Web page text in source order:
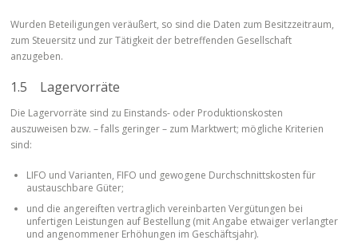
Wurden Beteiligungen veräußert, so sind die Daten zum Besitzzeitraum,
zum Steuersitz und zur Tätigkeit der betreffenden Gesellschaft
anzugeben.
1.5 Lagervorräte
Die Lagervorräte sind zu Einstands- oder Produktionskosten
auszuweisen bzw. – falls geringer – zum Marktwert; mögliche Kriterien
sind:
LIFO und Varianten, FIFO und gewogene Durchschnittskosten für
austauschbare Güter;
und die angereiften vertraglich vereinbarten Vergütungen bei
unfertigen Leistungen auf Bestellung (mit Angabe etwaiger verlangter
und angenommener Erhöhungen im Geschäftsjahr).